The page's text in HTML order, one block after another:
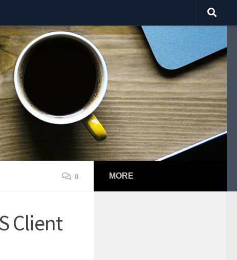
0
Client
MORE